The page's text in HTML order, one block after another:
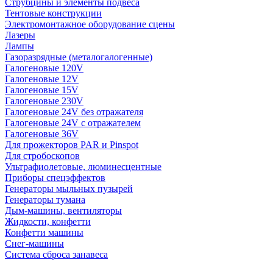
Струбцины и элементы подвеса
Тентовые конструкции
Электромонтажное оборудование сцены
Лазеры
Лампы
Газоразрядные (металогалогенные)
Галогеновые 120V
Галогеновые 12V
Галогеновые 15V
Галогеновые 230V
Галогеновые 24V без отражателя
Галогеновые 24V с отражателем
Галогеновые 36V
Для прожекторов PAR и Pinspot
Для стробоскопов
Ультрафиолетовые, люминесцентные
Приборы спецэффектов
Генераторы мыльных пузырей
Генераторы тумана
Дым-машины, вентиляторы
Жидкости, конфетти
Конфетти машины
Снег-машины
Система сброса занавеса